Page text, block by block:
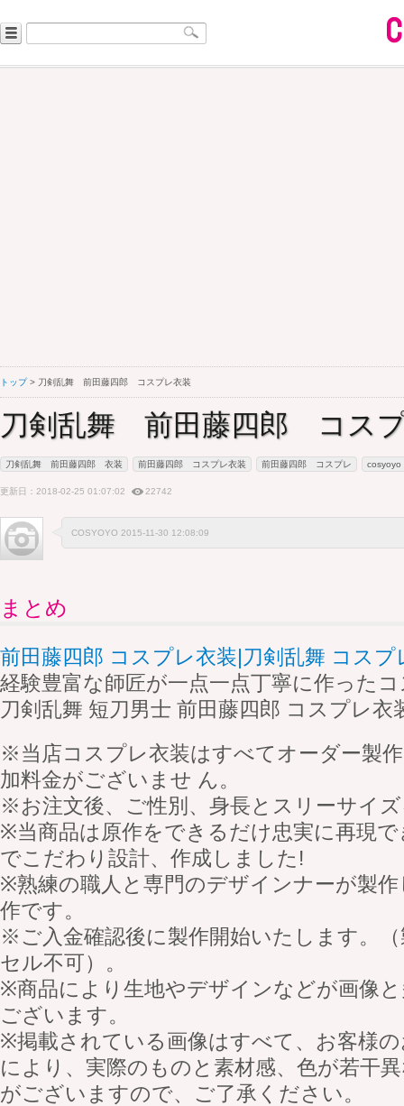
トップ> 刀剣乱舞 前田藤四郎 コスプレ衣装
刀剣乱舞 前田藤四郎 コス
刀剣乱舞 前田藤四郎 衣装 前田藤四郎 コスプレ衣装 前田藤四郎 コスプレ cosyoyo
更新日：2018-02-25 01:07:02 22742
COSYOYO 2015-11-30 12:08:09
まとめ
前田藤四郎 コスプレ衣装|刀剣乱舞 コスプ
経験豊富な師匠が一点一点丁寧に作った
刀剣乱舞 短刀男士 前田藤四郎 コスプレ衣
※当店コスプレ衣装はすべてオーダー製
加料金がございませ ん。
※お注文後、ご性別、身長とスリーサイ
※当商品は原作をできるだけ忠実に再現
でこだわり設計、作成しました!
※熟練の職人と専門のデザインナーが製
作です。
※ご入金確認後に製作開始いたします。
セル不可）。
※商品により生地やデザインなどが画像
ございます。
※掲載されている画像はすべて、お客様
により、実際のものと素材感、色が若干
がございますので、ご了承ください。